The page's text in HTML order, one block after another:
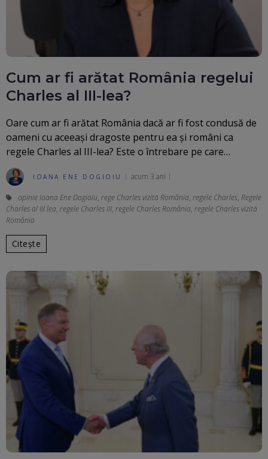
Cum ar fi arătat România regelui
Charles al III-lea?
Oare cum ar fi arătat România dacă ar fi fost condusă de
oameni cu aceeași dragoste pentru ea și români ca
regele Charles al III-lea? Este o întrebare pe care…
IOANA ENE DOGIOIU acum 3 ani
opinie Ioana Ene Dogioiu, rege Charles vizită România, regele Charles, Regele
Charles al III lea, regele Charles III, regele Charles România, regele Charles vizită
România
Citește